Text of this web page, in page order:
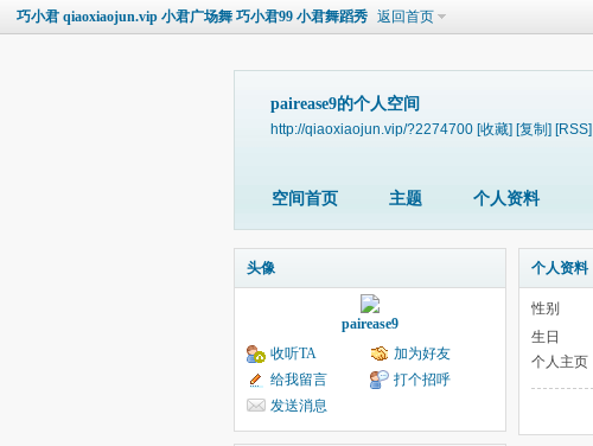
巧小君 qiaoxiaojun.vip 小君广场舞 巧小君99 小君舞蹈秀 返回首页
pairease9的个人空间
http://qiaoxiaojun.vip/?2274700 [收藏] [复制] [RSS]
空间首页 主题 个人资料
头像
pairease9
收听TA
加为好友
给我留言
打个招呼
发送消息
个人资料
性别
生日
个人主页